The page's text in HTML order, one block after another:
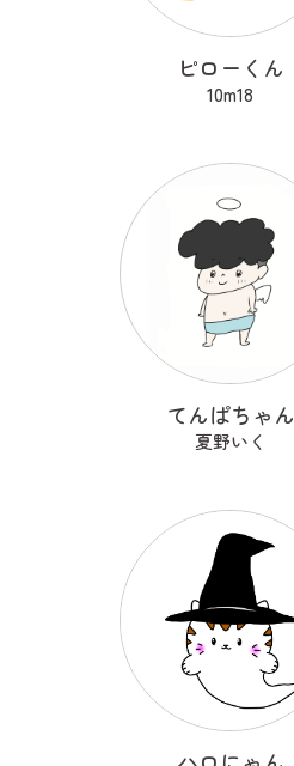
ピローくん
10m18
てんぱちゃん
夏野いく